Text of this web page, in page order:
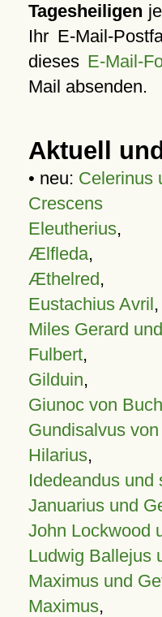
Tagesheiligen
Ihr E-Mail-
dieses E-Mail-
Mail absenden.
Aktuell
• neu: Celerinus
Crescens
Eleutherius,
Ælfleda,
Æthelred,
Eustachius Avril,
Miles Gerard
Fulbert,
Gilduin,
Giunoc von
Gundisalvus
Hilarius,
Idedeandus und
Januarius und
John Lockwood
Ludwig Ballejus
Maximus und
Maximus,